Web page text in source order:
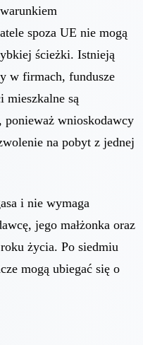
spoza UE nie mogą
ścieżki. Istnieją
w firmach, fundusze
mieszkalne są
ponieważ wnioskodawcy
na pobyt z jednej
i nie wymaga
jego małżonka oraz
życia. Po siedmiu
mogą ubiegać się o